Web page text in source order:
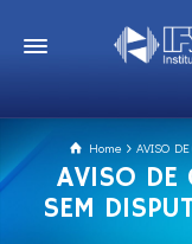
Home
AVISO
AVISO DE
SEM